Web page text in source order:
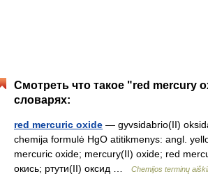
Смотреть что такое "red mercury
словарях:
red mercuric oxide — gyvsidabrio(II)
chemija formulė HgO atitikmenys: angl.
mercuric oxide; mercury(II) oxide; red
окись; ртути(II) оксид …
Chemijos terminų